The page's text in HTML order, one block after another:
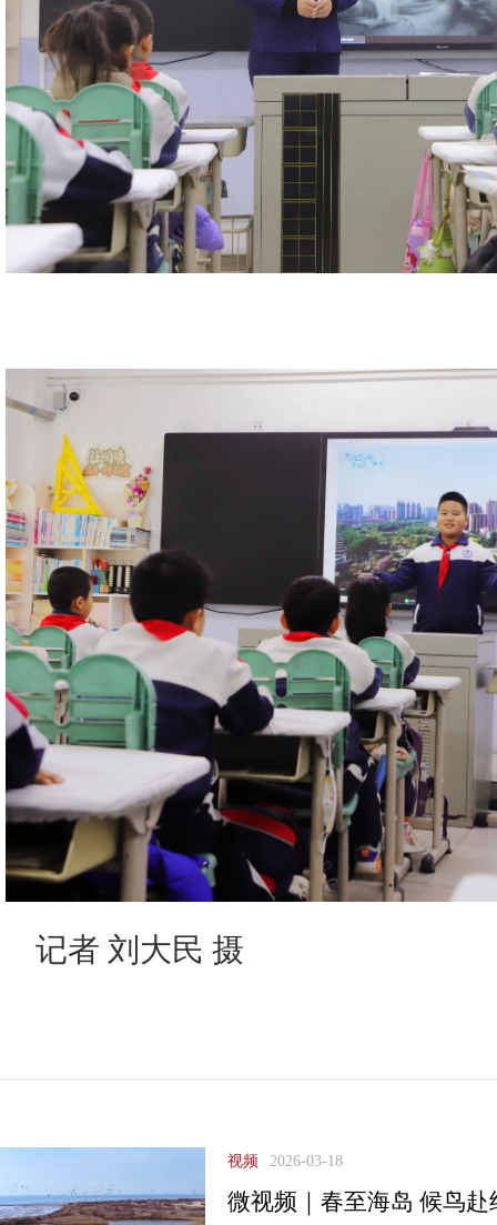
记者 刘大民 摄
视频 2026-03-18
微视频｜春至海岛 候鸟赴